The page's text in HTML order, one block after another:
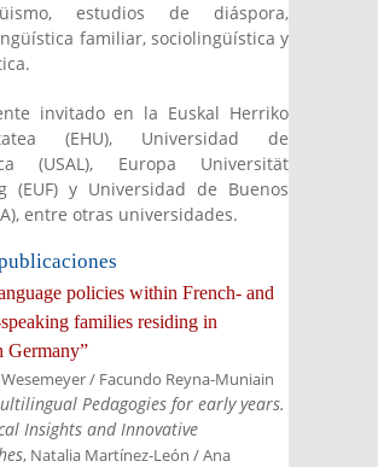
estudios de diáspora,
familiar, sociolingüística y
invitado en la Euskal Herriko
(EHU), Universidad de
(USAL), Europa Universität
(EUF) y Universidad de Buenos
entre otras universidades.
policies within French- and
families residing in
Germany”
/ Facundo Reyna-Muniain
Pedagogies for early years.
Insights and Innovative
, Natalia Martínez-León / Ana